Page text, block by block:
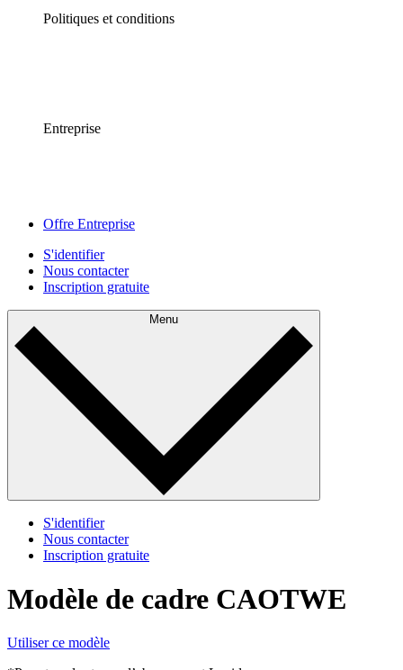
Politiques et conditions
Entreprise
Offre Entreprise
S'identifier
Nous contacter
Inscription gratuite
Menu
S'identifier
Nous contacter
Inscription gratuite
Modèle de cadre CAOTWE
Utiliser ce modèle